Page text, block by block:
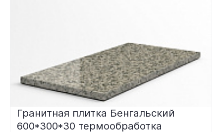
Гранитная плитка Бенгальский
600*300*30 термообработка